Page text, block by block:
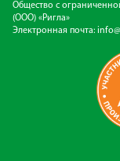
Общество с
(ООО) «Ригла»
Электронная почта: